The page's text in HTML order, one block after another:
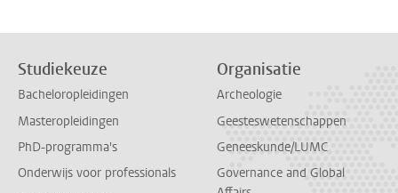
Studiekeuze
Bacheloropleidingen
Masteropleidingen
PhD-programma's
Onderwijs voor professionals
Organisatie
Archeologie
Geesteswetenschappen
Geneeskunde/LUMC
Governance and Global